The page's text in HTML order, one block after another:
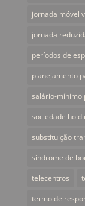
jornada móvel
jornada
períodos de
planejamento
salário-mínimo
sociedade
substituição
síndrome de
telecentros
termo de